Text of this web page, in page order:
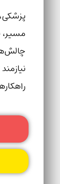
مسیر،